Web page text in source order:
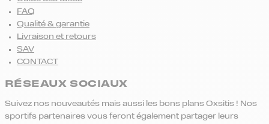
FAQ
Qualité & garantie
Livraison et retours
SAV
CONTACT
RÉSEAUX SOCIAUX
Suivez nos nouveautés mais aussi les bons plans Oxsitis ! Nos
sportifs partenaires vous feront également partager leurs